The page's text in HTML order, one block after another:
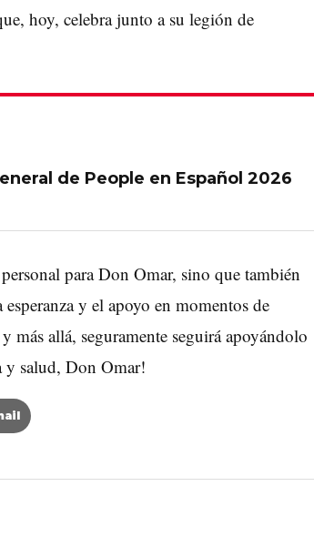
hoy, celebra junto a su legión de
de People en Español 2026
para Don Omar, sino que también
y el apoyo en momentos de
más allá, seguramente seguirá apoyándolo
y salud, Don Omar!